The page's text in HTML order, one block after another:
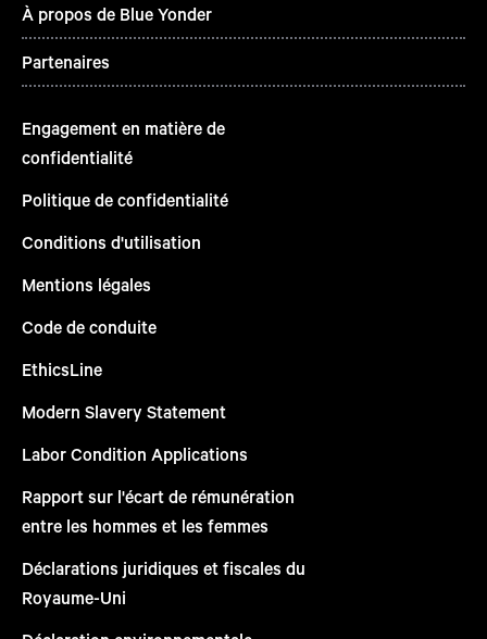
À propos de Blue Yonder
Partenaires
Engagement en matière de
confidentialité
Politique de confidentialité
Conditions d'utilisation
Mentions légales
Code de conduite
EthicsLine
Modern Slavery Statement
Labor Condition Applications
Rapport sur l'écart de rémunération
entre les hommes et les femmes
Déclarations juridiques et fiscales du
Royaume-Uni